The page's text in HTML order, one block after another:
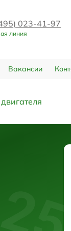
023-41-97
линия
Вакансии